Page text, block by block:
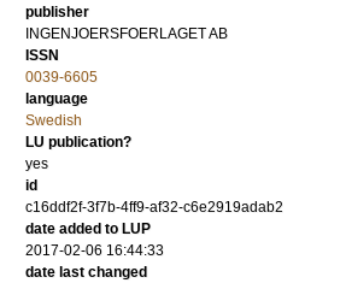
publisher
INGENJOERSFOERLAGET AB
ISSN
0039-6605
language
Swedish
LU publication?
yes
id
c16ddf2f-3f7b-4ff9-af32-c6e2919adab2
date added to LUP
2017-02-06 16:44:33
date last changed